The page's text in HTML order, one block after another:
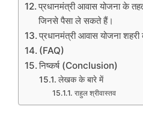
प्रधानमंत्री आवास योजना के
जिनसे पैसा ले सकते हैं।
प्रधानमंत्री आवास योजना
(FAQ)
निष्कर्ष (Conclusion)
लेखक के बारे में
राहुल श्रीवास्तव